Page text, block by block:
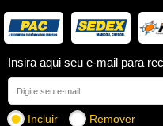
Insira aqui seu e-mail para
Incluir Remover